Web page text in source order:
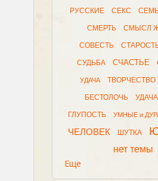
РУССКИЕ СЕКС
СМЕРТЬ СМЫСЛ
СОВЕСТЬ
СУДЬБА СЧАСТЬЕ
УДАЧА ТВОРЧЕСТВО
БЕСТОЛОЧЬ УДАЧА
ГЛУПОСТЬ УМНЫЕ и
ЧЕЛОВЕК ШУТКА
нет темы
Еще